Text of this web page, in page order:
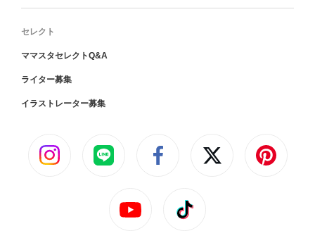
セレクト
ママスタセレクトQ&A
ライター募集
イラストレーター募集